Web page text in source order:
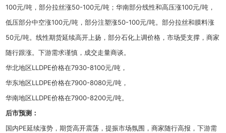
100元/吨，部分拉丝涨50-100元/吨；华南部分线性和高压涨100元/吨，
低压部分中空涨100元/吨，部分注塑涨50-100元/吨。部分拉丝和膜料涨
50元/吨。线性期货延续高开上扬，部分石化上调价格，市场受支撑，商家
随行跟涨。下游需求谨慎，成交走量商谈。
华北地区LLDPE价格在7930-8100元/吨，
华东地区LLDPE价格在7900-8080元/吨，
华南地区LLDPE价格在7900-8200元/吨。
后市预测：
国内PE延续涨势，期货高开震荡，提振市场氛围，商家随行高报，下游需